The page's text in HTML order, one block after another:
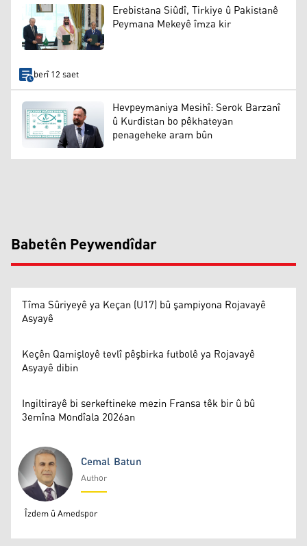
Erebistana Siûdî, Tirkiye û Pakistanê
Peymana Mekeyê îmza kir
berî 12 saet
Hevpeymaniya Mesihî: Serok Barzanî
û Kurdistan bo pêkhateyan
penageheke aram bûn
Babetên Peywendîdar
Tîma Sûriyeyê ya Keçan (U17) bû şampiyona Rojavayê
Asyayê
Keçên Qamişloyê tevlî pêşbirka futbolê ya Rojavayê
Asyayê dibin
Ingiltirayê bi serkeftineke mezin Fransa têk bir û bû
3emîna Mondîala 2026an
Cemal Batun
Cemal Batun
Author
Îzdem û Amedspor